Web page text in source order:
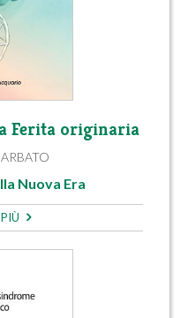
Ferita originaria
Nuova Era